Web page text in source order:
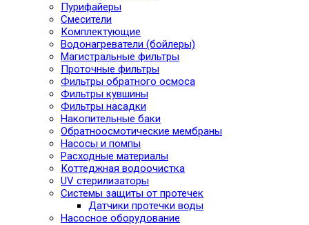
Пурифайеры
Смесители
Комплектующие
Водонагреватели (бойлеры)
Магистральные фильтры
Проточные фильтры
Фильтры обратного осмоса
Фильтры кувшины
Фильтры насадки
Накопительные баки
Обратноосмотические мембраны
Насосы и помпы
Расходные материалы
Коттеджная водоочистка
UV стерилизаторы
Системы защиты от протечек
Датчики протечки воды
Насосное оборудование